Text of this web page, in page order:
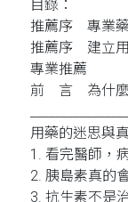
目錄：
推薦序 專業藥
推薦序 建立用
專業推薦
前 言 為什麼
用藥的迷思與
1. 看完醫師，
2. 胰島素真的
3. 抗生素不是